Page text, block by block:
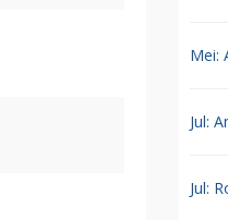
Mei:
Jul:
Jul: